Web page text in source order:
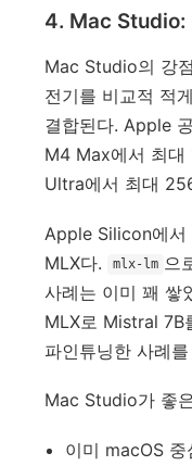
4. Mac Studio:
Mac Studio의 강
전기를 비교적 적
결합된다. Apple
M4 Max에서 최대
Ultra에서 최대
Apple Silicon에서
MLX다.
mlx-lm 으
사례는 이미 꽤
MLX로 Mistral 7B
파인튜닝한 사례
Mac Studio가 좋
이미 macOS 중